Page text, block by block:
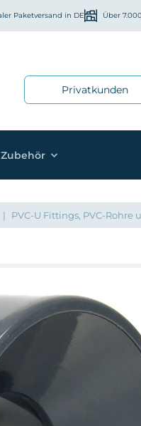
Paketversand in DE Über
Privatkunden
PVC-U Fittings, PVC-Rohre